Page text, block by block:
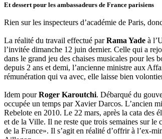
Et dessert pour les ambassadeurs de France parisiens
Rien sur les inspecteurs d’académie de Paris,
La réalité du travail effectué parRama Yade à
l’invitée dimanche 12 juin dernier. Celle qui a
dans le grand jeu des chaises musicales pour les
depuis 2 ans et demi, l’ancienne ministre aux
rémunération qui va avec, elle laisse bien
Idem pourRoger Karoutchi. Débarqué du
occupée un temps par Xavier Darcos. L’ancien
Rebelote en 2010. Le 22 mars, après la cata des
et de la Ville. Il ne reste que trois semaines sur
de la France». Il s’agit en réalité d’offrir à l’ex-